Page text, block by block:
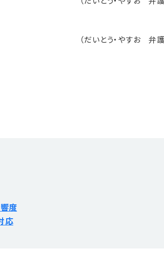
（だいとう・やすお 弁
度
応